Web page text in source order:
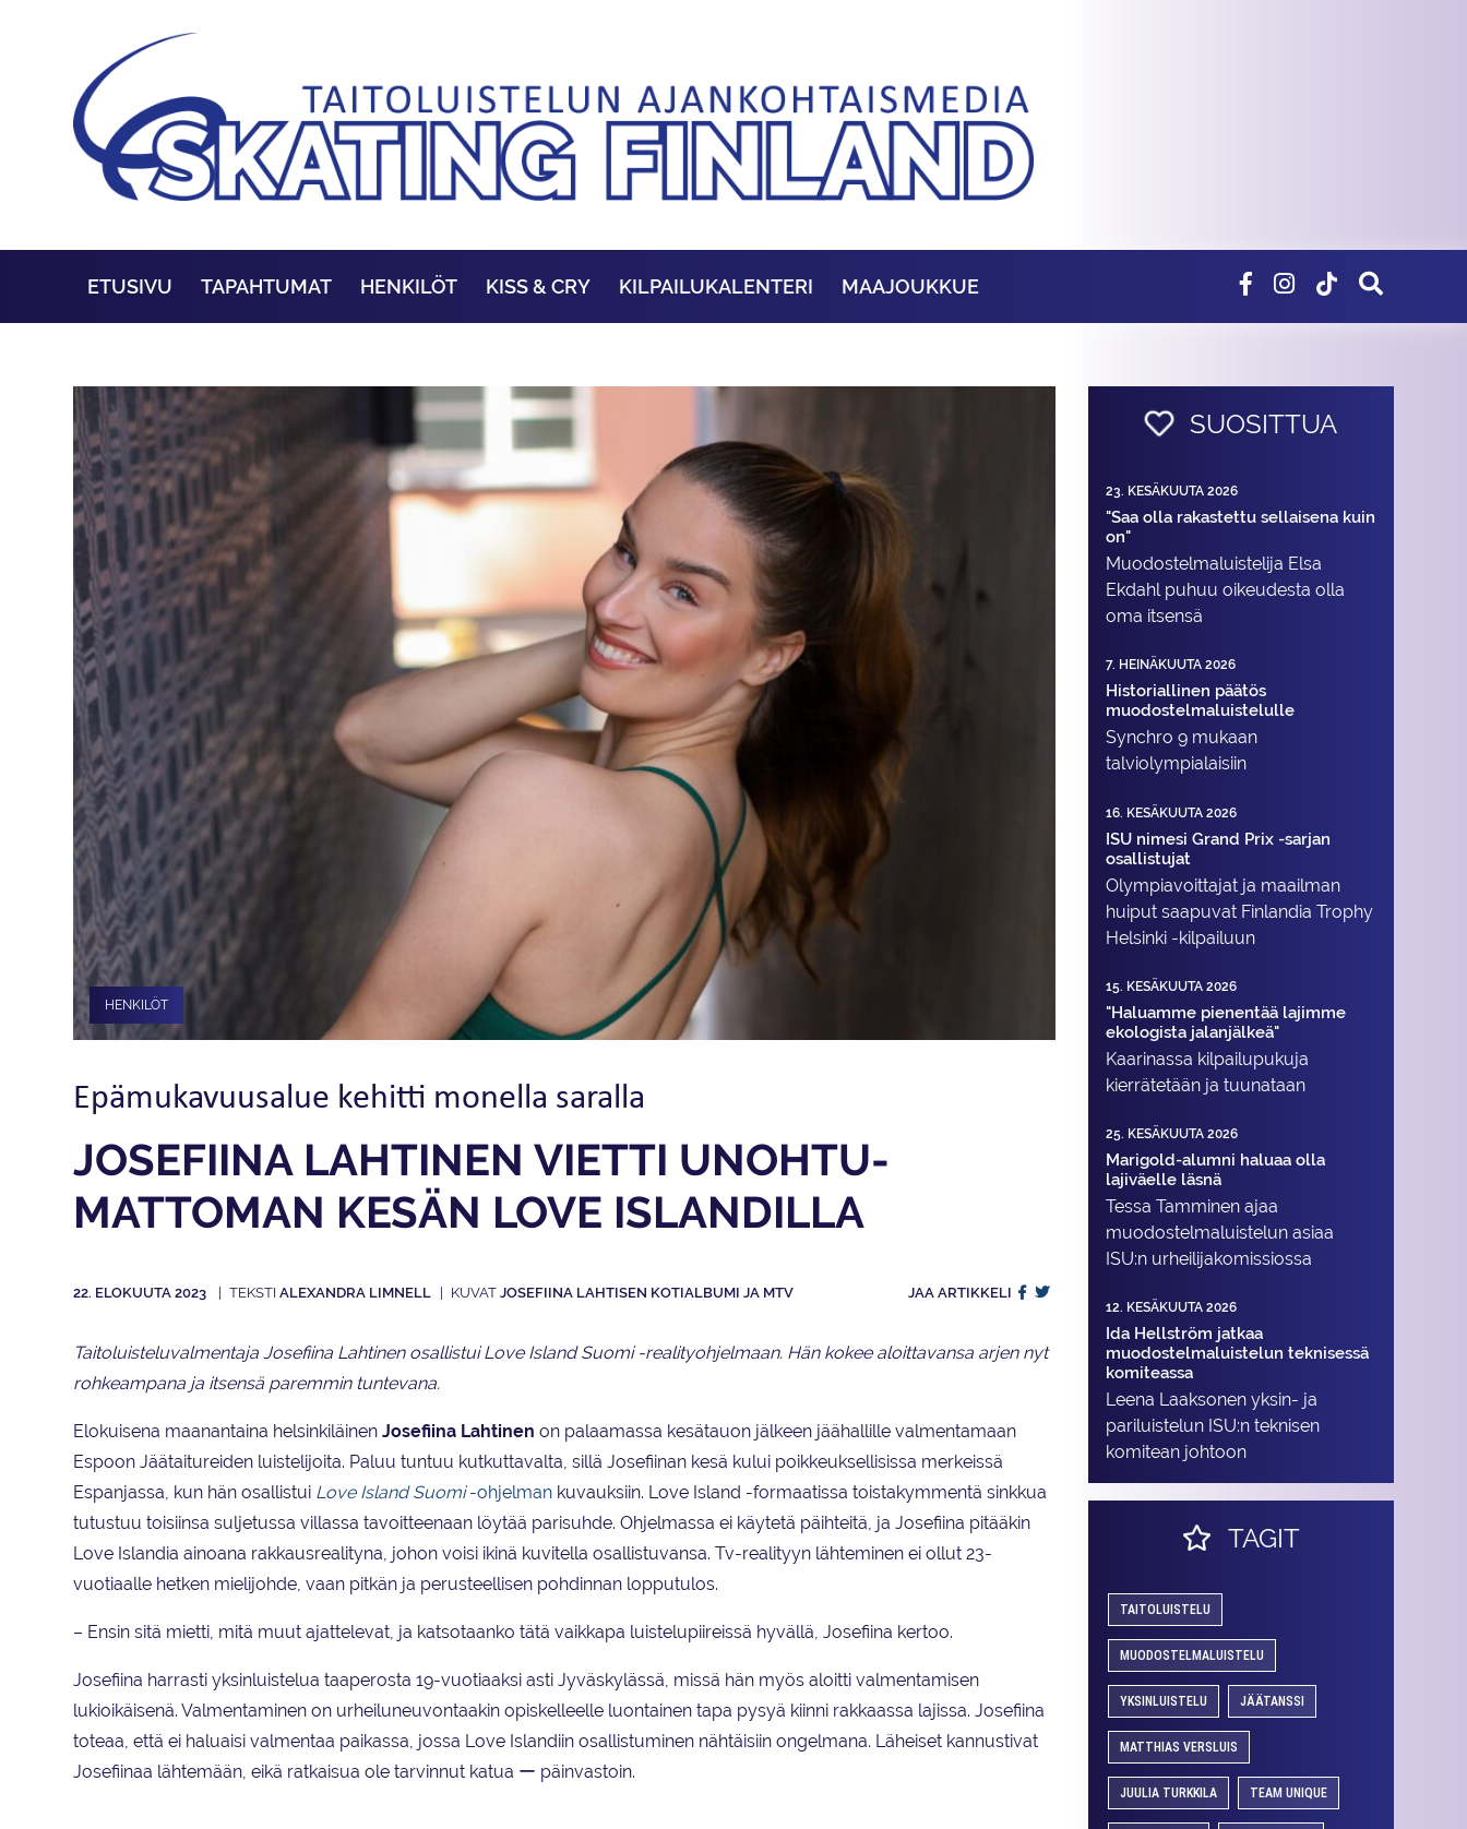
ETUSIVU TAPAHTUMAT HENKILÖT KISS & CRY KILPAILUKALENTERI MAAJOUKKUE
HENKILÖT
Epämukavuusalue kehitti monella saralla
JOSEFIINA LAHTINEN VIETTI UNOHTU­
MATTOMAN KESÄN LOVE ISLANDILLA
22. ELOKUUTA 2023 ALEXANDRA LIMNELL JOSEFIINA LAHTISEN KOTIALBUMI JA MTV JAA ARTIKKELI
Taitoluisteluvalmentaja Josefiina Lahtinen osallistui Love Island Suomi -realityohjelmaan. Hän kokee aloittavansa arjen nyt
rohkeampana ja itsensä paremmin tuntevana.
Elokuisena maanantaina helsinkiläinen Josefiina Lahtinen on palaamassa kesätauon jälkeen jäähallille valmentamaan
Espoon Jäätaitureiden luistelijoita. Paluu tuntuu kutkuttavalta, sillä Josefiinan kesä kului poikkeuksellisissa merkeissä
Espanjassa, kun hän osallistui Love Island Suomi-ohjelman kuvauksiin. Love Island -formaatissa toistakymmentä sinkkua
tutustuu toisiinsa suljetussa villassa tavoitteenaan löytää parisuhde. Ohjelmassa ei käytetä päihteitä, ja Josefiina pitääkin
Love Islandia ainoana rakkausrealityna, johon voisi ikinä kuvitella osallistuvansa. Tv-realityyn lähteminen ei ollut 23-
vuotiaalle hetken mielijohde, vaan pitkän ja perusteellisen pohdinnan lopputulos.
– Ensin sitä mietti, mitä muut ajattelevat, ja katsotaanko tätä vaikkapa luistelupiireissä hyvällä, Josefiina kertoo.
Josefiina harrasti yksinluistelua taaperosta 19-vuotiaaksi asti Jyväskylässä, missä hän myös aloitti valmentamisen
lukioikäisenä. Valmentaminen on urheiluneuvontaakin opiskelleelle luontainen tapa pysyä kiinni rakkaassa lajissa. Josefiina
toteaa, että ei haluaisi valmentaa paikassa, jossa Love Islandiin osallistuminen nähtäisiin ongelmana. Läheiset kannustivat
Josefiinaa lähtemään, eikä ratkaisua ole tarvinnut katua ー päinvastoin.
SUOSITTUA
23. KESÄKUUTA 2026
"Saa olla rakastettu sellaisena kuin
on"
Muodostelma­luistelija Elsa
Ekdahl puhuu oikeudesta olla
oma itsensä
7. HEINÄKUUTA 2026
Historiallinen päätös
muodostelmaluistelulle
Synchro 9 mukaan
talviolympialaisiin
16. KESÄKUUTA 2026
ISU nimesi Grand Prix -sarjan
osallistujat
Olympiavoittajat ja maailman
huiput saapuvat Finlandia Trophy
Helsinki -kilpailuun
15. KESÄKUUTA 2026
"Haluamme pienentää lajimme
ekologista jalanjälkeä"
Kaarinassa kilpailupukuja
kierrätetään ja tuunataan
25. KESÄKUUTA 2026
Marigold-alumni haluaa olla
lajiväelle läsnä
Tessa Tamminen ajaa
muodostelma­luistelun asiaa
ISU:n urheilija­komissiossa
12. KESÄKUUTA 2026
Ida Hellström jatkaa
muodostelmaluistelun teknisessä
komiteassa
Leena Laaksonen yksin- ja
pariluistelun ISU:n teknisen
komitean johtoon
TAGIT
TAITOLUISTELU
MUODOSTELMALUISTELU
YKSINLUISTELU JÄÄTANSSI
MATTHIAS VERSLUIS
JUULIA TURKKILA TEAM UNIQUE